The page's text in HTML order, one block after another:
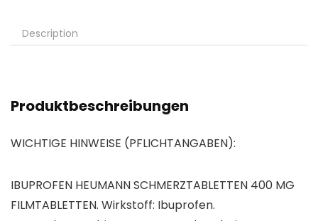
Description
Produktbeschreibungen
WICHTIGE HINWEISE (PFLICHTANGABEN):
IBUPROFEN HEUMANN SCHMERZTABLETTEN 400 MG
FILMTABLETTEN. Wirkstoff: Ibuprofen.